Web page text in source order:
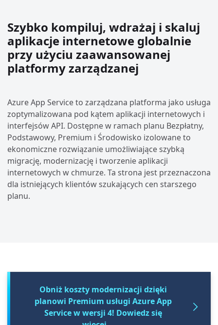
Szybko kompiluj, wdrażaj i skaluj
aplikacje internetowe globalnie
przy użyciu zaawansowanej
platformy zarządzanej
Azure App Service to zarządzana platforma jako usługa
zoptymalizowana pod kątem aplikacji internetowych i
interfejsów API. Dostępne w ramach planu Bezpłatny,
Podstawowy, Premium i Środowisko izolowane to
ekonomiczne rozwiązanie umożliwiające szybką
migrację, modernizację i tworzenie aplikacji
internetowych w chmurze. Ta strona jest przeznaczona
dla istniejących klientów szukających cen starszego
planu.
Obniż koszty modernizacji dzięki
planowi Premium usługi Azure App
Service w wersji 4! Dowiedz się